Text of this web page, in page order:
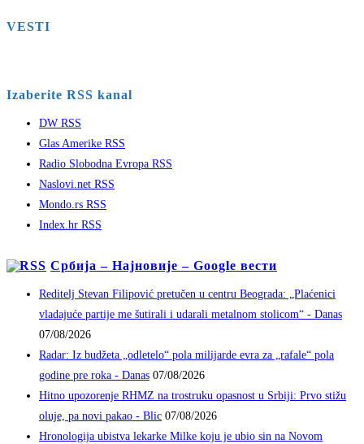
VESTI
Izaberite RSS kanal
DW RSS
Glas Amerike RSS
Radio Slobodna Evropa RSS
Naslovi.net RSS
Mondo.rs RSS
Index.hr RSS
Србија – Најновије – Google вести
Reditelj Stevan Filipović pretučen u centru Beograda: „Plaćenici
vladajuće partije me šutirali i udarali metalnom stolicom“ - Danas
07/08/2026
Radar: Iz budžeta „odletelo“ pola milijarde evra za „rafale“ pola
godine pre roka - Danas 07/08/2026
Hitno upozorenje RHMZ na trostruku opasnost u Srbiji: Prvo stižu
oluje, pa novi pakao - Blic 07/08/2026
Hronologija ubistva lekarke Milke koju je ubio sin na Novom